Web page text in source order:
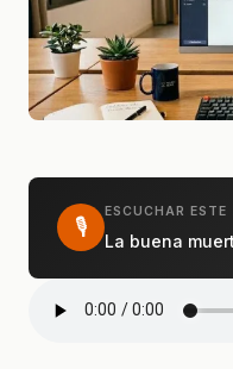
🎙
ESCUCHAR
La buena